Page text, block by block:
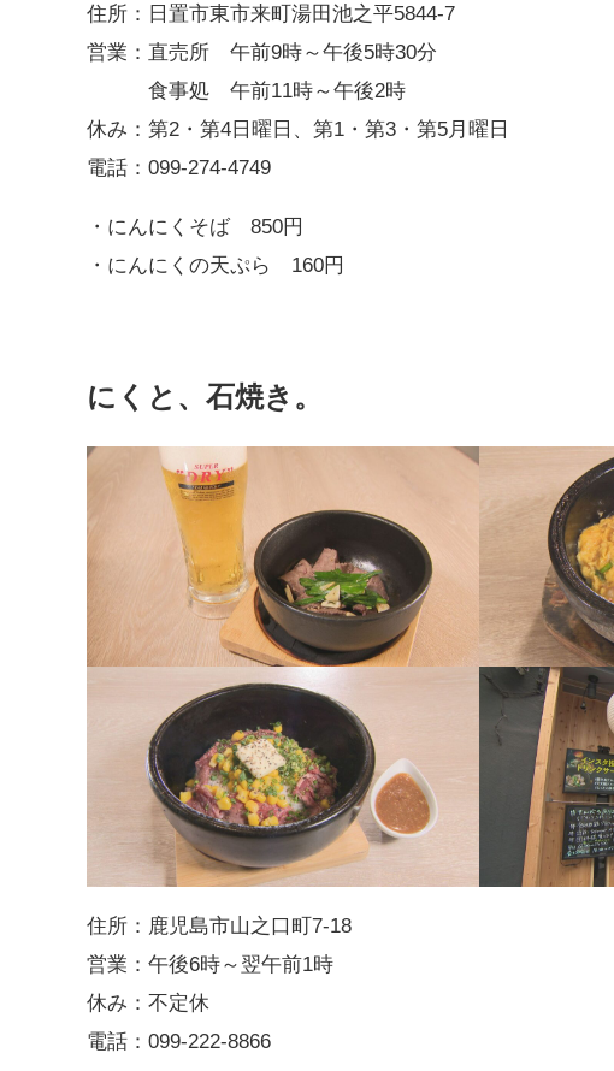
住所：日置市東市来町湯田池之平5844-7
営業：直売所 午前9時～午後5時30分
食事処 午前11時～午後2時
休み：第2・第4日曜日、第1・第3・第5月曜日
電話：099-274-4749
・にんにくそば 850円
・にんにくの天ぷら 160円
にくと、石焼き。
住所：鹿児島市山之口町7-18
営業：午後6時～翌午前1時
休み：不定休
電話：099-222-8866